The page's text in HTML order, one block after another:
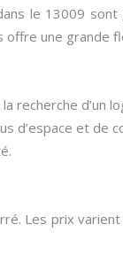
le 13009
une grande
recherche d’un
d’espace et de
Les prix